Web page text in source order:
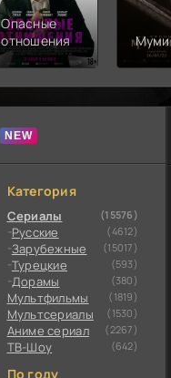
Опасные
отношения
Категория
Сериалы (15576)
Русские (4612)
Зарубежные (15017)
Турецкие (593)
Дорамы (380)
Мультфильмы (1819)
Мультсериалы (1530)
Аниме сериал (2267)
ТВ-Шоу (642)
По году